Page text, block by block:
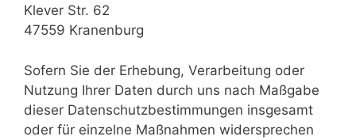
Klever Str. 62
47559 Kranenburg
Sofern Sie der Erhebung, Verarbeitung oder
Nutzung Ihrer Daten durch uns nach Maßgabe
dieser Datenschutzbestimmungen insgesamt
oder für einzelne Maßnahmen widersprechen